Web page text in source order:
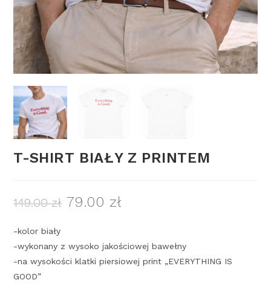
T-SHIRT BIAŁY Z PRINTEM
149.00zł 79.00 zł
-kolor biały
-wykonany z wysoko jakościowej bawełny
-na wysokości klatki piersiowej print „EVERYTHING IS
GOOD”